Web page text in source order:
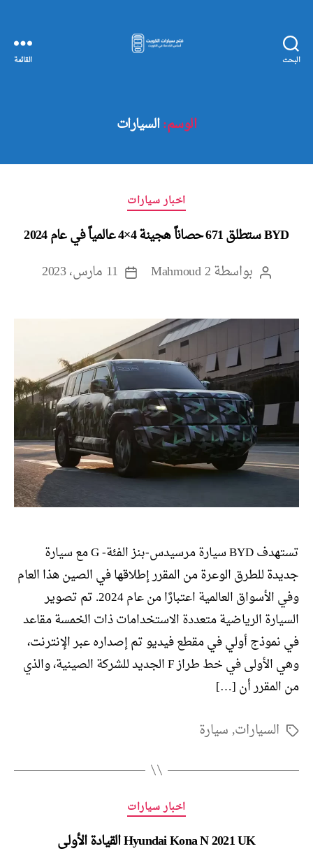
البحث
الكويت
القائمة
الوسم:السيارات
التصنيفات
اخبار سيارات
BYD ستطلق 671 حصاناً هجينة 4×4 عالمياً في عام 2024
كاتببواسطةMahmoud 2
تاريخ
11 مارس، 2023
تستهدف BYD سيارة مرسيدس-بنز الفئة- G مع سيارة
جديدة للطرق الوعرة من المقرر إطلاقها في الصين هذا العام
وفي الأسواق العالمية اعتبارًا من عام 2024. تم تصوير
السيارة الرياضية متعددة الاستخدامات ذات الخمسة مقاعد
في نموذج أولي في مقطع فيديو تم إصداره عبر الإنترنت،
وهي الأولى في خط طراز F الجديد للشركة الصينية، والذي
من المقرر أن […]
الوسومالسيارات,سيارة
التصنيفات
اخبار سيارات
Hyundai Kona N 2021 UK القيادة الأولى